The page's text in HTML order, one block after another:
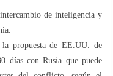
de inteligencia y
la propuesta de EE.UU. de
días con Rusia que puede